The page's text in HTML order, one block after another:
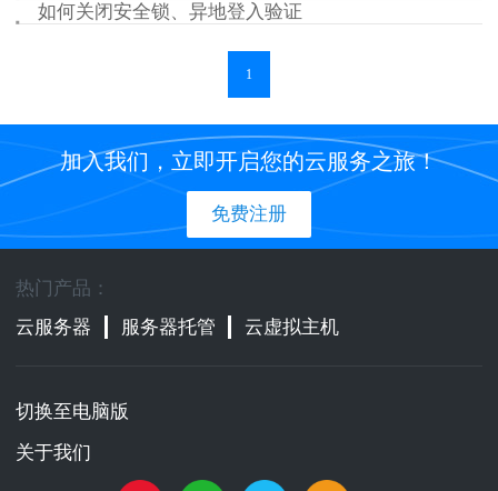
如何关闭安全锁、异地登入验证
1
加入我们，立即开启您的云服务之旅！
免费注册
热门产品：
云服务器
服务器托管 云虚拟主机
切换至电脑版
关于我们